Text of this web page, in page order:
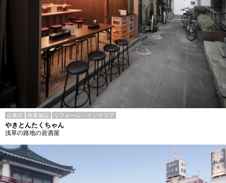
台東区 商業施設 リフォーム・インテリア
やきとんたくちゃん
浅草の路地の居酒屋